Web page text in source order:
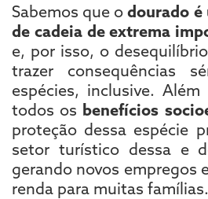
Sabemos que odourado é
de cadeia de extrema
e, por isso, o
trazer consequências
espécies, inclusive.
todos os benefícios
proteção dessa espécie
setor turístico dessa e
gerando novos empregos
renda para muitas famílias.